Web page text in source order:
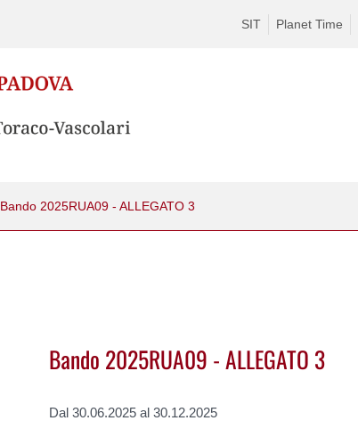
SIT Planet Time
Bando 2025RUA09 - ALLEGATO 3
Bando 2025RUA09 - ALLEGATO 3
Dal 30.06.2025 al 30.12.2025